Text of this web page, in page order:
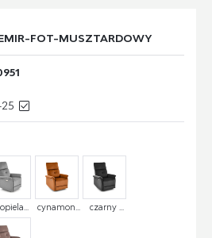
FOT-MUSZTARDOWY
cynamon... czarny ...